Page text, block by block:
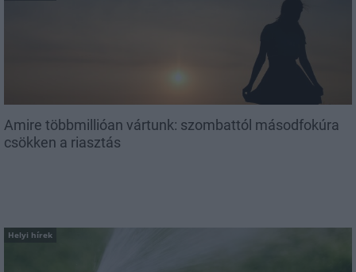
Amire többmillióan vártunk: szombattól másodfokúra
csökken a riasztás
Helyi hírek